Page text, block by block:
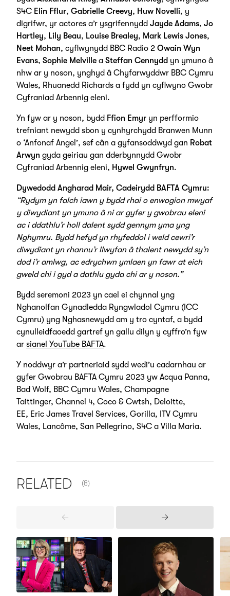
S4C Elin Fflur, Gabrielle Creevy, Huw Novelli, y
digrifwr, yr actores a’r ysgrifennydd Jayde Adams, Jo
Hartley, Lily Beau, Louise Brealey, Mark Lewis Jones,
Neet Mohan, cyflwynydd BBC Radio 2 Owain Wyn
Evans, Sophie Melvillea Steffan Cennydd yn ymuno â
nhw ar y noson, ynghyd â Chyfarwyddwr BBC Cymru
Wales, Rhuanedd Richards a fydd yn cyflwyno Gwobr
Cyfraniad Arbennig eleni.
Yn fyw ar y noson, bydd Ffion Emyr yn perfformio
trefniant newydd sbon y cynhyrchydd Branwen Munn
o ‘Anfonaf Angel’, sef cân a gyfansoddwyd gan Robat
Arwyn gyda geiriau gan dderbynnydd Gwobr
Cyfraniad Arbennig eleni, Hywel Gwynfryn.
Dywedodd Angharad Mair, Cadeirydd BAFTA Cymru:
“Rydym yn falch iawn y bydd rhai o enwogion mwyaf
y diwydiant yn ymuno â ni ar gyfer y gwobrau eleni
ac i ddathlu’r holl dalent sydd gennym yma yng
Nghymru. Bydd hefyd yn rhyfeddol i weld cewri’r
diwydiant yn rhannu’r llwyfan â thalent newydd sy’n
dod i’r amlwg, ac edrychwn ymlaen yn fawr at eich
gweld chi i gyd a dathlu gyda chi ar y noson.”
Bydd seremoni 2023 yn cael ei chynnal yng
Nghanolfan Gynadledda Ryngwladol Cymru (ICC
Cymru) yng Nghasnewydd am y tro cyntaf, a bydd
cynulleidfaoedd gartref yn gallu dilyn y cyffro’n fyw
ar sianel YouTube BAFTA.
Y noddwyr a’r partneriaid sydd wedi’u cadarnhau ar
gyfer Gwobrau BAFTA Cymru 2023 yw Acqua Panna,
Bad Wolf, BBC Cymru Wales, Champagne
Taittinger, Channel 4, Coco & Cwtsh, Deloitte,
EE, Eric James Travel Services, Gorilla, ITV Cymru
Wales, Lancôme, San Pellegrino, S4C a Villa Maria.
RELATED (8)
Previous
Next